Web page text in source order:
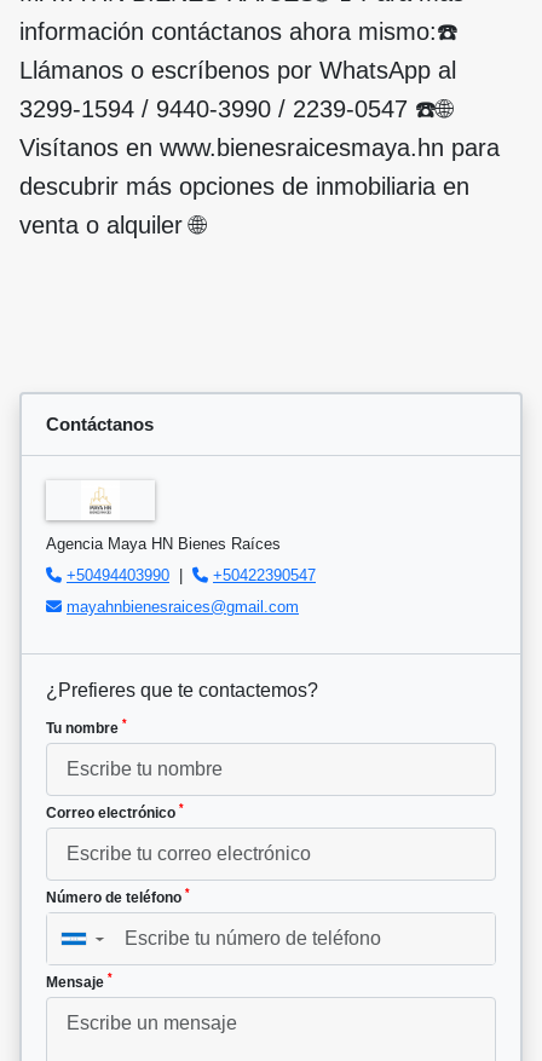
información contáctanos ahora mismo:☎️
Llámanos o escríbenos por WhatsApp al
3299-1594 / 9440-3990 / 2239-0547 ☎️🌐
Visítanos en www.bienesraicesmaya.hn para
descubrir más opciones de inmobiliaria en
venta o alquiler 🌐
Contáctanos
Agencia Maya HN Bienes Raíces
+50494403990 |
+50422390547
mayahnbienesraices@gmail.com
¿Prefieres que te contactemos?
Tu nombre *
Correo electrónico *
Número de teléfono *
▼
Mensaje *